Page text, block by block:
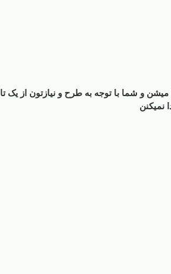
از یک تا ۶ رشته رو میتونید توی دوختتون استفاده کنید
نمیکنن